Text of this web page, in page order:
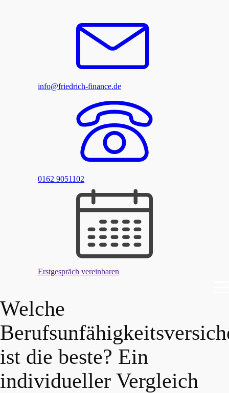
info@friedrich-finance.de
0162 9051102
Erstgespräch vereinbaren
Welche
ist die beste? Ein
individueller Vergleich